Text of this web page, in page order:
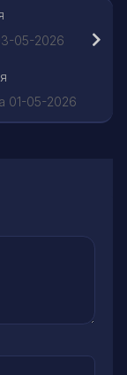
05-2026
01-05-2026